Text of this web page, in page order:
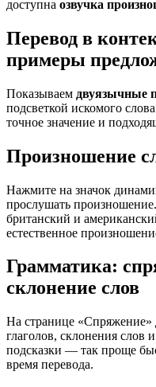
доступна озвучка
Перевод в
примеры
Показываем двуязычные
подсветкой искомого
точное значение и
Произношение
Нажмите на значок
прослушать
британский и
естественное
Грамматика:
склонение слов
На странице
глаголов, склонения слов
подсказки — так проще
время перевода.